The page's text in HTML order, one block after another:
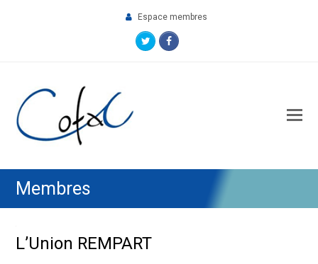
Espace membres
TwitterFacebook
Membres
L’Union REMPART